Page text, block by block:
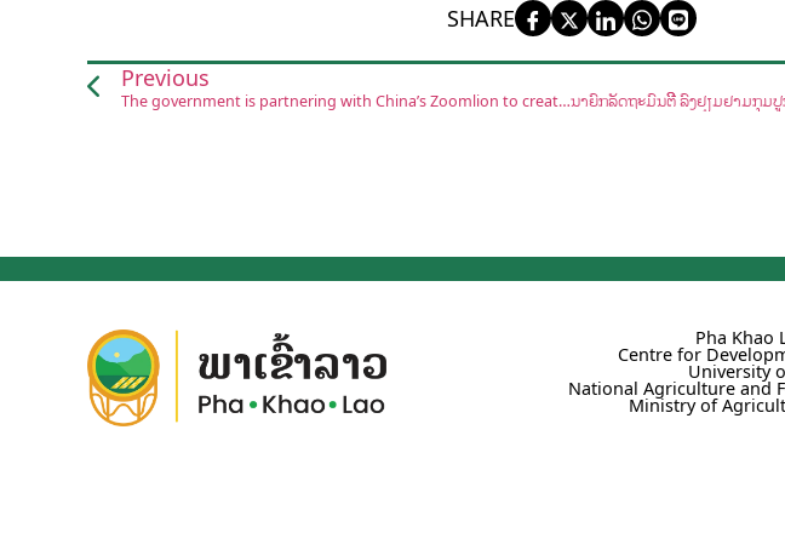
SHARE
Previous
The government is partnering with China’s Zoomlion​ to create a standardised system of agricultural
Pha Khao
Centre for
University
National Agriculture and
Ministry of